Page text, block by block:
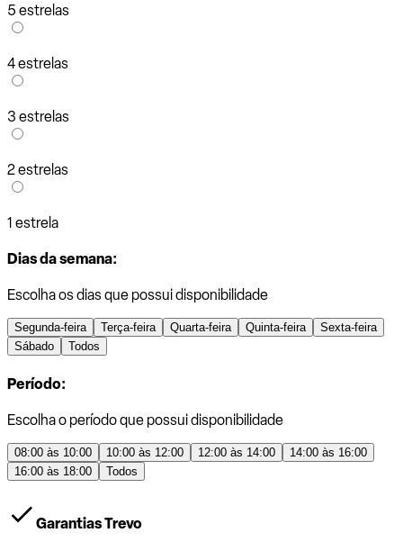
5 estrelas
4 estrelas
3 estrelas
2 estrelas
1 estrela
Dias da semana:
Escolha os dias que possui disponibilidade
Segunda-feira Terça-feira Quarta-feira Quinta-feira
Sexta-feira
Sábado
Todos
Período:
Escolha o período que possui disponibilidade
08:00 às 10:00 10:00 às 12:00 12:00 às 14:00
14:00 às 16:00
16:00 às 18:00
Todos
Garantias Trevo